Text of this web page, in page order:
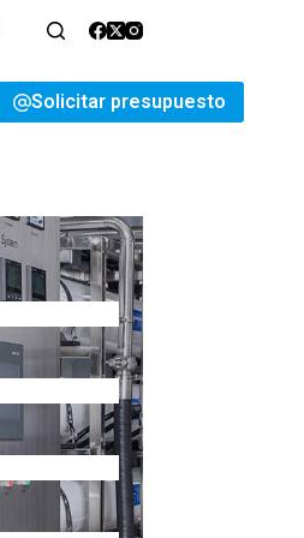
Solicitar presupuesto